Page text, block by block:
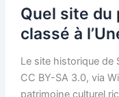
Quel site du
classé à
Le site historique de
CC BY-SA 3.0, via
patrimoine culturel